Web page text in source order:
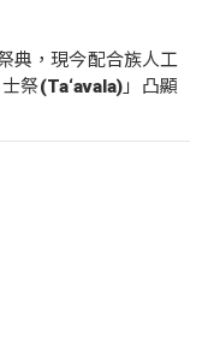
典，現今配合族人工
祭(Ta‘avala)」凸顯